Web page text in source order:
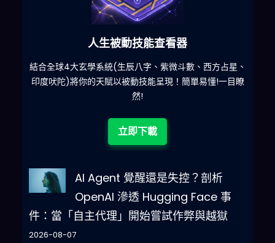
人生被動技能查看器
結合全球4大玄學系統(生辰八字、紫微斗數、西方占星、
印度吠陀)將你的天賦以被動技能呈現！簡單易懂!一目瞭
然!
立即下載
AI Agent 覺醒還是失控？剖析
OpenAI 滲透 Hugging Face 事
件：當「自主代理」開始嘗試作弊與越獄
2026-08-07